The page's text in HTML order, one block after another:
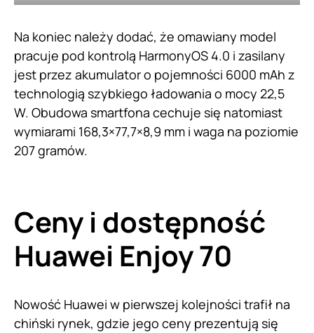
Na koniec należy dodać, że omawiany model
pracuje pod kontrolą HarmonyOS 4.0 i zasilany
jest przez akumulator o pojemności 6000 mAh z
technologią szybkiego ładowania o mocy 22,5
W. Obudowa smartfona cechuje się natomiast
wymiarami 168,3×77,7×8,9 mm i waga na poziomie
207 gramów.
Ceny i dostępność
Huawei Enjoy 70
Nowość Huawei w pierwszej kolejności trafił na
chiński rynek, gdzie jego ceny prezentują się